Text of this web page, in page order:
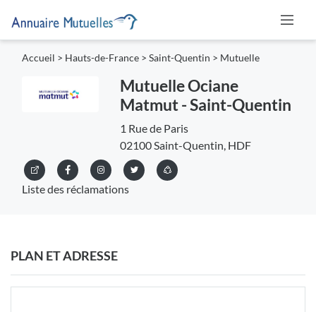
Accueil > Hauts-de-France > Saint-Quentin > Mutuelle
Mutuelle Ociane
Matmut - Saint-Quentin
1 Rue de Paris
02100 Saint-Quentin, HDF
Liste des réclamations
PLAN ET ADRESSE